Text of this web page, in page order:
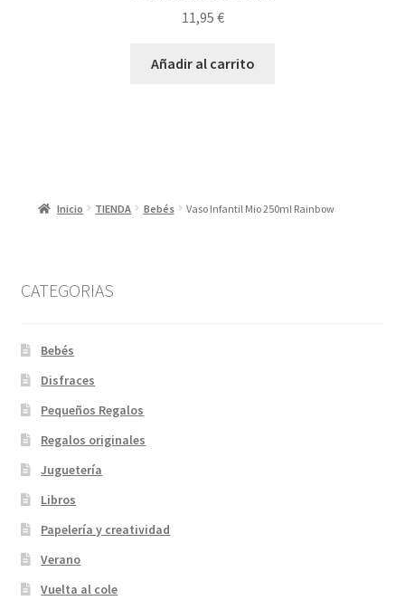
11,95 €
Añadir al carrito
Inicio TIENDA Bebés Vaso Infantil Mio 250ml Rainbow
CATEGORIAS
Bebés
Disfraces
Pequeños Regalos
Regalos originales
Juguetería
Libros
Papelería y creatividad
Verano
Vuelta al cole